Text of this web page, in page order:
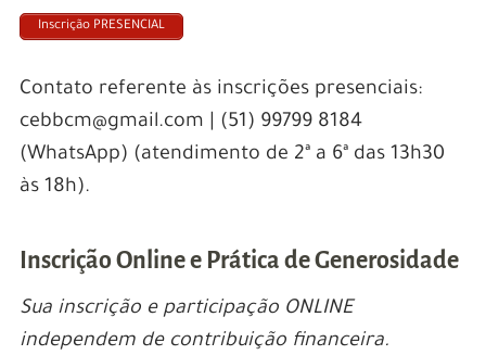
Inscrição PRESENCIAL
Contato referente às inscrições presenciais:
cebbcm@gmail.com | (51) 99799 8184
(WhatsApp) (atendimento de 2ª a 6ª das 13h30
às 18h).
Inscrição Online e Prática de Generosidade
Sua inscrição e participação ONLINE
independem de contribuição financeira.